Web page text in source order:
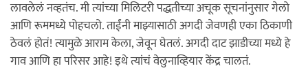
लावलेलं नव्हतंच. मी त्यांच्या मिलिटरी पद्धतीच्या अचूक सूचनांनुसार गेलो
आणि रूममध्ये पोहचलो. ताईंनी माझ्यासाठी अगदी जेवणही एका ठिकाणी
ठेवलं होतं! त्यामुळे आराम केला, जेवून घेतलं. अगदी दाट झाडीच्या मध्ये हे
गाव आणि हा परिसर आहे! इथे त्यांचं वेलुनाव्हियार केंद्र चालतं.